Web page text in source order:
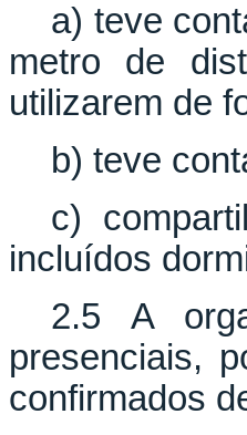
a) teve
metro de
utilizarem de
b) teve
c)
incluídos
2.5 A
presenciais,
confirmados